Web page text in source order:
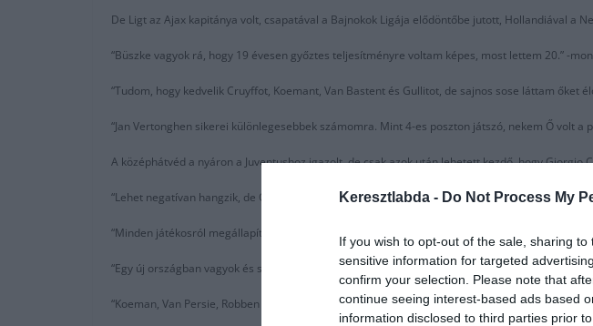
Keresztlabda - Do Not Process My
If you wish to opt-out of the sale, sharing
sensitive information for targeted
confirm your selection. Please note that
continue seeing interest-based ads based
information disclosed to third parties prior
De Ligt az Ajax kapitánya volt, csapatával a Bajnokok Ligája elődöntőbe jutott, Hollandiával a
“Büszke vagyok rá, hogy 19 évesen győztes teljesítményre voltam képes, most lettem 20.” -
“Tudom, hogy kedvelik Cruyffot, Koemant, Van Bastent és Gullitot, de sajnos sose láttam őket
“Jan Vertonghen sikerei különlegesebbek számomra. Mint 4-es poszton játszó, nekem Ő volt
A középhátvéd a nyáron a Juventushoz igazolt, de csak azok után lehetett kezdő, hogy Giorgio
“Lehet negatívan hangzik, de Olaszországban Hollandiával összehasonlítva sokkal inkább
“Minden játékosról megállapítják, hogy hogyan lehetnek még jobbak. Egyéni edzést tervet kap
“Egy új országban vagyok és semmi se könnyű. Ez a trófea megmutatja mirre képes a holland
“Koeman, Van Persie, Robben és Van Gaal az öreg generációhoz tartoznak és remélhetőleg